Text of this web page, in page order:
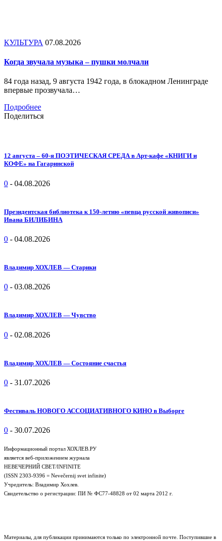
КУЛЬТУРА 07.08.2026
Когда звучала музыка – пушки молчали
84 года назад, 9 августа 1942 года, в блокадном Ленинграде
впервые прозвучала…
Подробнее
Поделиться
12 августа – 60-я ПОЭТИЧЕСКАЯ СРЕДА в Арт-кафе «КНИГИ и
КОФЕ» на Гагаринской
0 - 04.08.2026
Президентская библиотека к 150-летию «певца русской живописи»
Ивана БИЛИБИНА
0 - 04.08.2026
Владимир ХОХЛЕВ — Старики
0 - 03.08.2026
Владимир ХОХЛЕВ — Чувство
0 - 02.08.2026
Владимир ХОХЛЕВ — Состояние счастья
0 - 31.07.2026
Фестиваль НОВОГО АССОЦИАТИВНОГО КИНО в Выборге
0 - 30.07.2026
Информационный портал ХОХЛЕВ.РУ
является веб-приложением журнала
НЕВЕЧЕРНИЙ СВЕТ/INFINITE
(ISSN 2303-9396 = Nevečernij svet infinite)
Учредитель: Владимир Хохлев.
Свидетельство о регистрации: ПИ № ФС77-48828 от 02 марта 2012 г.
Материалы, для публикации принимаются только по электронной почте. Поступившие в